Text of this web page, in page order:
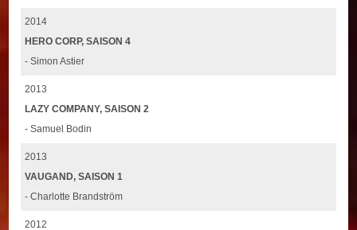
2014
HERO CORP, SAISON 4
- Simon Astier
2013
LAZY COMPANY, SAISON 2
- Samuel Bodin
2013
VAUGAND, SAISON 1
- Charlotte Brandström
2012